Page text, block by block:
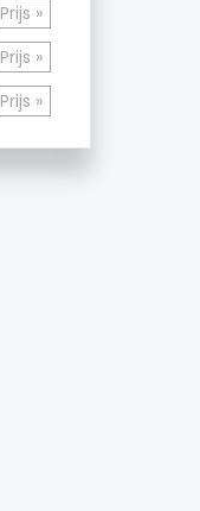
Prijs »
Prijs »
Prijs »